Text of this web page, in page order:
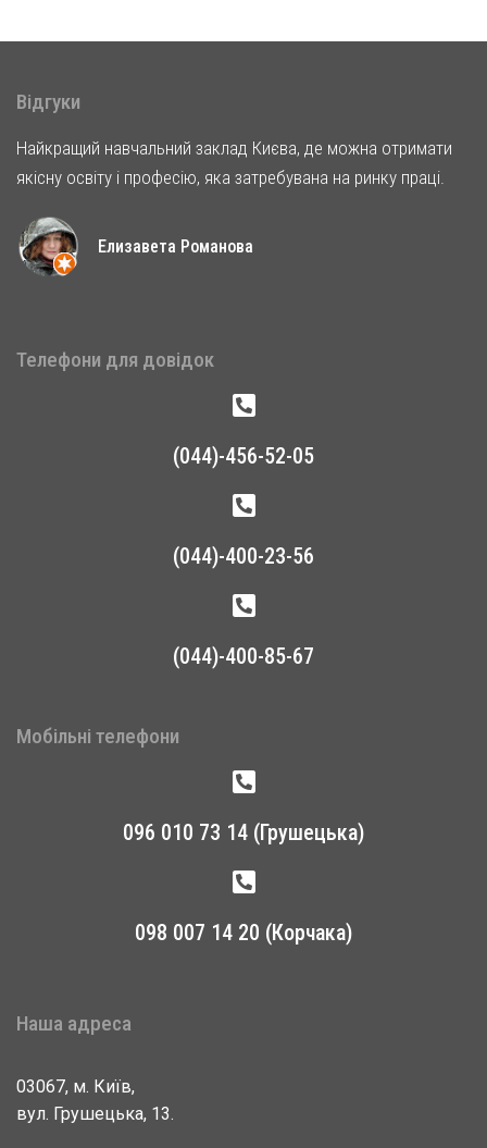
Відгуки
Найкращий навчальний заклад Києва, де можна отримати
якісну освіту і професію, яка затребувана на ринку праці.
Елизавета Романова
Телефони для довідок
(044)-456-52-05
(044)-400-23-56
(044)-400-85-67
Мобільні телефони
096 010 73 14 (Грушецька)
098 007 14 20 (Корчака)
Наша адреса
03067, м. Київ,
вул. Грушецька, 13.